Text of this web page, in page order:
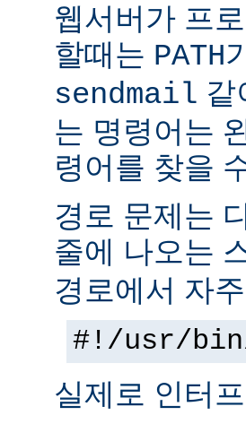
웹서버가 프
할때는 PATH
sendmail 같
는 명령어는
령어를 찾을
경로 문제는
줄에 나오는
경로에서 자
#!/usr/
실제로 인터